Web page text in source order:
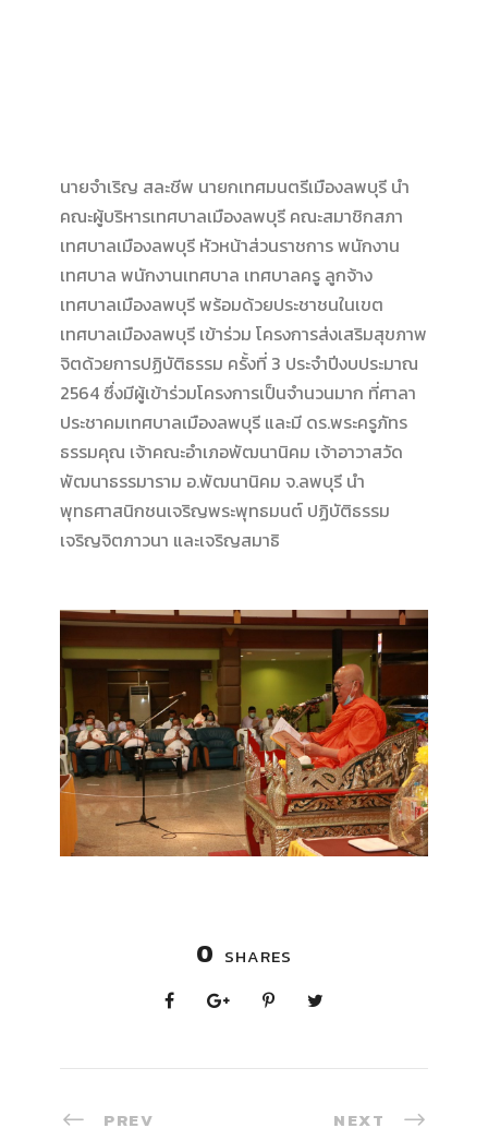
นายจำเริญ สละชีพ นายกเทศมนตรีเมืองลพบุรี นำ
คณะผู้บริหารเทศบาลเมืองลพบุรี คณะสมาชิกสภา
เทศบาลเมืองลพบุรี หัวหน้าส่วนราชการ พนักงาน
เทศบาล พนักงานเทศบาล เทศบาลครู ลูกจ้าง
เทศบาลเมืองลพบุรี พร้อมด้วยประชาชนในเขต
เทศบาลเมืองลพบุรี เข้าร่วม โครงการส่งเสริมสุขภาพ
จิตด้วยการปฏิบัติธรรม ครั้งที่ 3 ประจำปีงบประมาณ
2564 ซึ่งมีผู้เข้าร่วมโครงการเป็นจำนวนมาก ที่ศาลา
ประชาคมเทศบาลเมืองลพบุรี และมี ดร.พระครูภัทร
ธรรมคุณ เจ้าคณะอำเภอพัฒนานิคม เจ้าอาวาสวัด
พัฒนาธรรมาราม อ.พัฒนานิคม จ.ลพบุรี นำ
พุทธศาสนิกชนเจริญพระพุทธมนต์ ปฏิบัติธรรม
เจริญจิตภาวนา และเจริญสมาธิ
0 SHARES
PREV NEXT